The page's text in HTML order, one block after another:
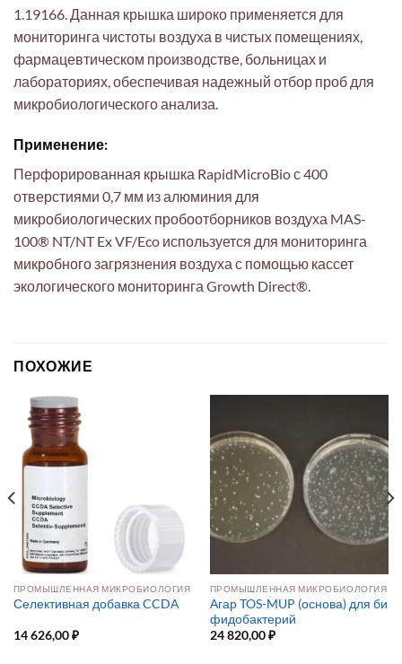
1.19166. Данная крышка широко применяется для
мониторинга чистоты воздуха в чистых помещениях,
фармацевтическом производстве, больницах и
лабораториях, обеспечивая надежный отбор проб для
микробиологического анализа.
Применение:
Перфорированная крышка RapidMicroBio с 400
отверстиями 0,7 мм из алюминия для
микробиологических пробоотборников воздуха MAS-
100® NT/NT Ex VF/Eco используется для мониторинга
микробного загрязнения воздуха с помощью кассет
экологического мониторинга Growth Direct®.
ПОХОЖИЕ
ПРОМЫШЛЕННАЯ МИКРОБИОЛОГИЯ
Селективная добавка CCDA
14 626,00₽
ПРОМЫШЛЕННАЯ МИКРОБИОЛОГИЯ
Агар TOS-MUP (основа) для би
фидобактерий
24 820,00₽